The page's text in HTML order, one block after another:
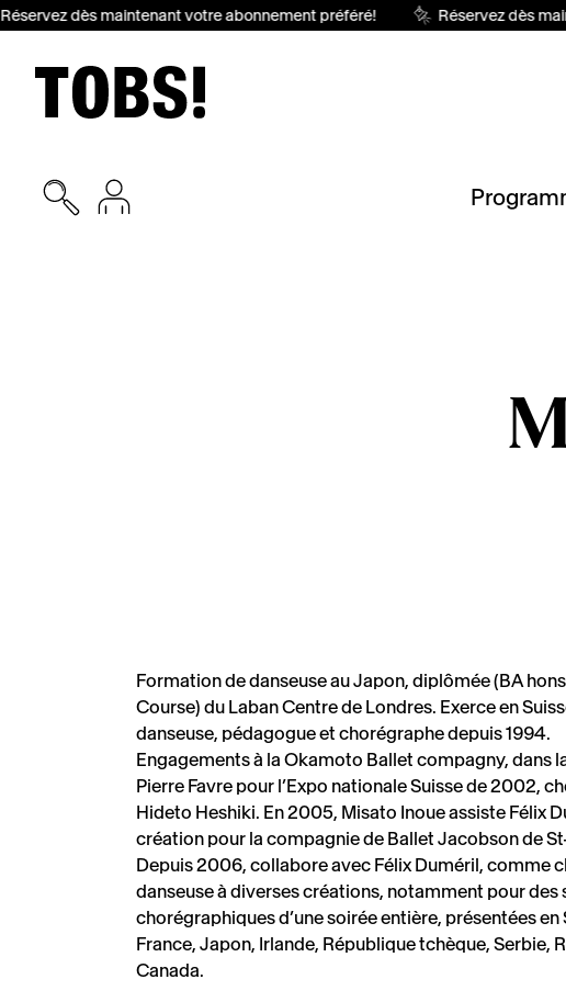
dès maintenant votre abonnement préféré! Réservez dès
Formation de danseuse au Japon, diplômée (BA
Course) du Laban Centre de Londres. Exerce en
danseuse, pédagogue et chorégraphe depuis 1994.
Engagements à la Okamoto Ballet compagny, dans
Pierre Favre pour l’Expo nationale Suisse de 2002,
Hideto Heshiki. En 2005, Misato Inoue assiste Félix
création pour la compagnie de Ballet Jacobson de
Depuis 2006, collabore avec Félix Duméril, comme
danseuse à diverses créations, notamment pour des
chorégraphiques d’une soirée entière, présentées en
France, Japon, Irlande, République tchèque, Serbie,
Canada.